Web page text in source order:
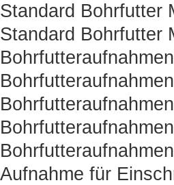
Standard Bohrfutter
Standard Bohrfutter
Aufnahme für